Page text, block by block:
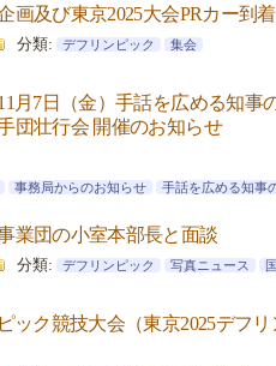
画及び東京2025大会PRカー到
分類: デフリンピック 集会
月7日（金）手話を広める知事
団壮行会 開催のお知らせ
事務局からのお知らせ 手話を広める知事
業団の小室本部長と面談
分類: デフリンピック 写真ニュース
ック競技大会（東京2025デフ